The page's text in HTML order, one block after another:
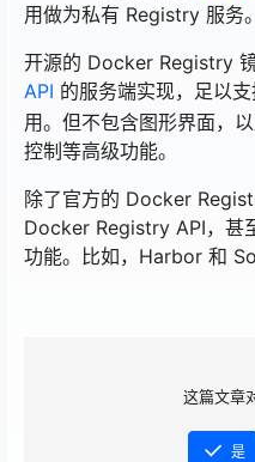
用做为私有 Registry 服务。
开源的 Docker Registry
API 的服务端实现，足以
用。但不包含图形界面，
控制等高级功能。
除了官方的 Docker
Docker Registry API，甚
功能。比如，Harbor 和
这篇文章
是